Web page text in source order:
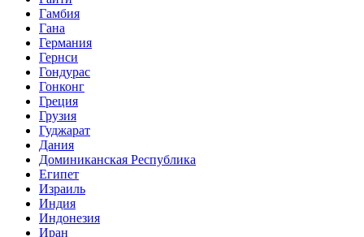
Гамбия
Гана
Германия
Гернси
Гондурас
Гонконг
Греция
Грузия
Гуджарат
Дания
Доминиканская Республика
Египет
Израиль
Индия
Индонезия
Иран